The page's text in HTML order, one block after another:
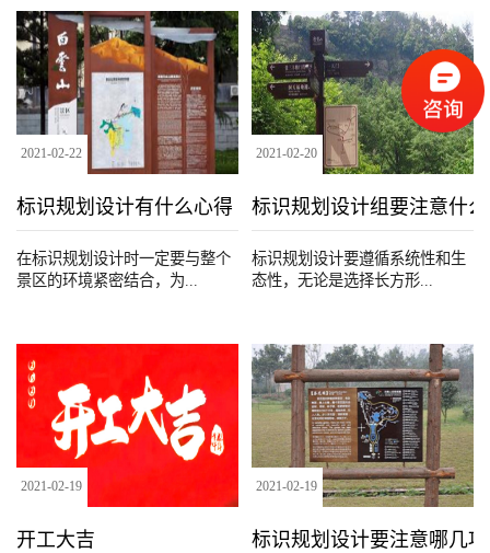
2021-02-22
标识规划设计有什么心得
在标识规划设计时一定要与整个
景区的环境紧密结合，为...
2021-02-20
标识规划设计组要注意什么
标识规划设计要遵循系统性和生
态性，无论是选择长方形...
2021-02-19
开工大吉
2021-02-19
标识规划设计要注意哪几项